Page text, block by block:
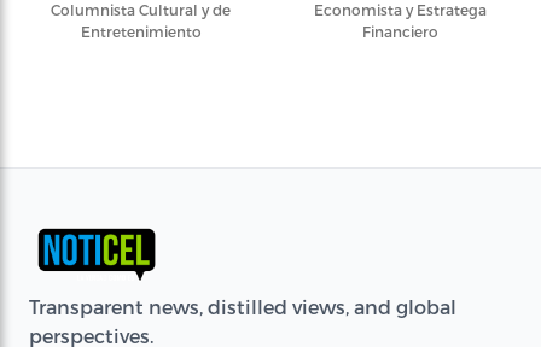
Columnista Cultural y de
Entretenimiento
Economista y Estratega
Financiero
Transparent news, distilled views, and global
perspectives.